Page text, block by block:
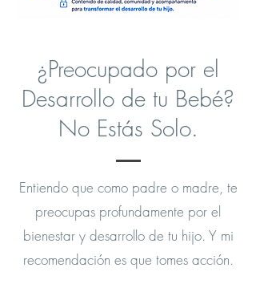
¿Preocupado por el
Desarrollo de tu Bebé?
No Estás Solo.
Entiendo que como padre o madre, te
preocupas profundamente por el
bienestar y desarrollo de tu hijo. Y mi
recomendación es que tomes acción.